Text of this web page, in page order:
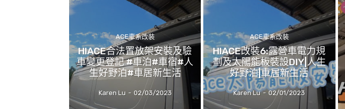
ACE車系改裝
HIACE合法置放架安裝及驗
車變更登記 #車泊#車宿#人
生好野泊#車居新生活
Karen Lu - 02/03/2023
ACE車系改裝
HIACE改裝6:露營車電力規
劃及太陽能板裝設DIY|人生
好野泊|車居新生活
Karen Lu - 02/01/2023